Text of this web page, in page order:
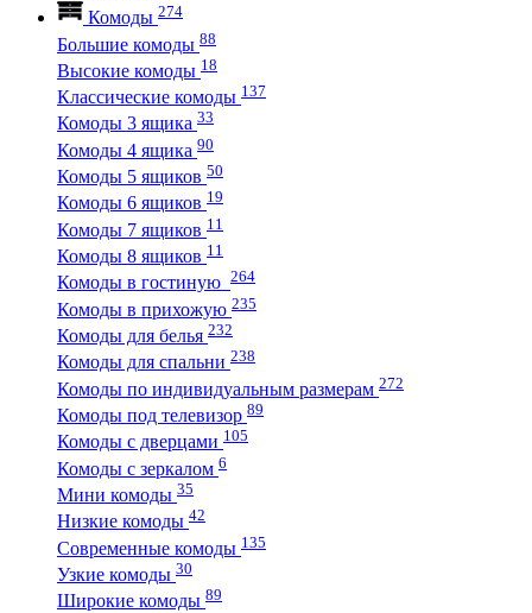
Комоды 274
Большие комоды 88
Высокие комоды 18
Классические комоды 137
Комоды 3 ящика 33
Комоды 4 ящика 90
Комоды 5 ящиков 50
Комоды 6 ящиков 19
Комоды 7 ящиков 11
Комоды 8 ящиков 11
Комоды в гостиную 264
Комоды в прихожую 235
Комоды для белья 232
Комоды для спальни 238
Комоды по индивидуальным размерам 272
Комоды под телевизор 89
Комоды с дверцами 105
Комоды с зеркалом 6
Мини комоды 35
Низкие комоды 42
Современные комоды 135
Узкие комоды 30
Широкие комоды 89